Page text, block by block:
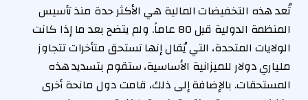
تُعد هذه التخفيضات المالية هي الأكثر حدة منذ تأسيس
المنظمة الدولية قبل 80 عاماً. ولم يتضح بعد ما إذا كانت
الولايات المتحدة، التي يُقال إنها تستحق متأخرات تتجاوز
ملياري دولار للميزانية الأساسية، ستقوم بتسديد هذه
المستحقات. بالإضافة إلى ذلك، قامت دول مانحة أخرى